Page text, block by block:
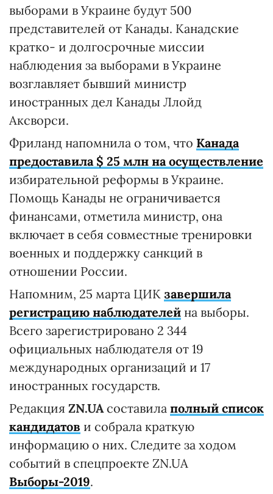
выборами в Украине будут 500
представителей от Канады. Канадские
кратко- и долгосрочные миссии
наблюдения за выборами в Украине
возглавляет бывший министр
иностранных дел Канады Ллойд
Аксворси.
Фриланд напомнила о том, что Канада
предоставила $ 25 млн на осуществление
избирательной реформы в Украине.
Помощь Канады не ограничивается
финансами, отметила министр, она
включает в себя совместные тренировки
военных и поддержку санкций в
отношении России.
Напомним, 25 марта ЦИК завершила
регистрацию наблюдателей на выборы.
Всего зарегистрировано 2 344
официальных наблюдателя от 19
международных организаций и 17
иностранных государств.
Редакция ZN.UAсоставила полный список
кандидатов и собрала краткую
информацию о них. Следите за ходом
событий в спецпроекте ZN.UA
Выборы-2019.